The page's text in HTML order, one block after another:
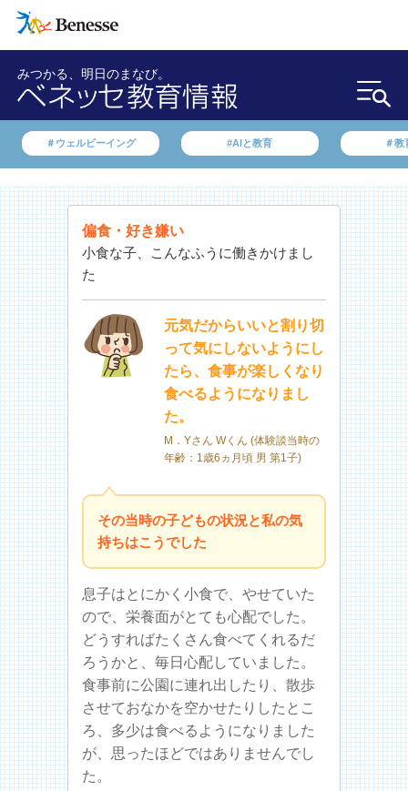
みつかる、明日のまなび。
＃ウェルビーイング #AIと教育 ＃教
偏食・好き嫌い
小食な子、こんなふうに働きかけまし
た
元気だからいいと割り切
って気にしないようにし
たら、食事が楽しくなり
食べるようになりまし
た。
M．Yさん Wくん (体験談当時の
年齢：1歳6ヵ月頃 男 第1子)
その当時の子どもの状況と私の気
持ちはこうでした
息子はとにかく小食で、やせていた
ので、栄養面がとても心配でした。
どうすればたくさん食べてくれるだ
ろうかと、毎日心配していました。
食事前に公園に連れ出したり、散歩
させておなかを空かせたりしたとこ
ろ、多少は食べるようになりました
が、思ったほどではありませんでし
た。